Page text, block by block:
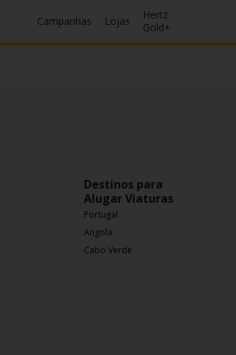
Campanhas Lojas
Hertz
Gold+
Destinos para
Alugar Viaturas
Portugal
Angola
Cabo Verde